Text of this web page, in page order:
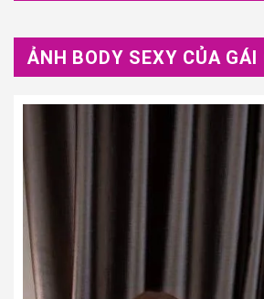
ẢNH BODY SEXY CỦA GÁI